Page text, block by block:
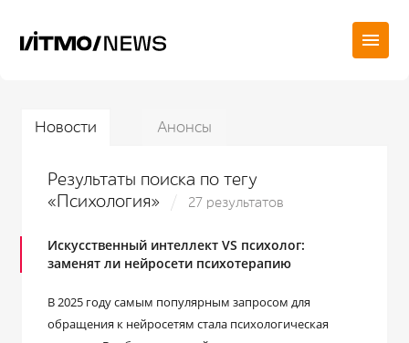
Новости Анонсы
Результаты поиска по тегу
«Психология»
27 результатов
Искусственный интеллект VS психолог:
заменят ли нейросети психотерапию
В 2025 году самым популярным запросом для
обращения к нейросетям стала психологическая